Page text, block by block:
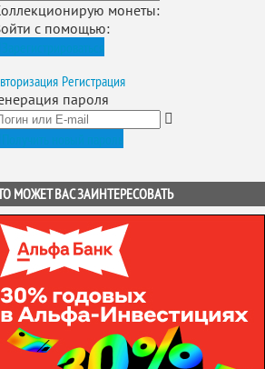
монеты:
с помощью:
Регистрация
пароля
МОЖЕТ ВАС ЗАИНТЕРЕСОВАТЬ